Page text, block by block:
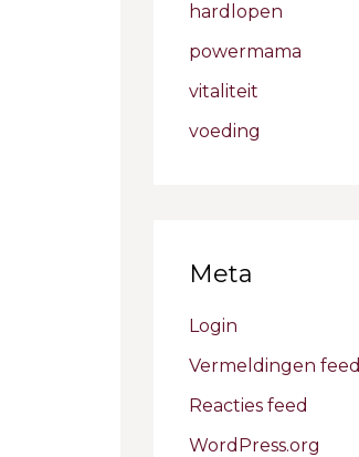
hardlopen
powermama
vitaliteit
voeding
Meta
Login
Vermeldingen feed
Reacties feed
WordPress.org